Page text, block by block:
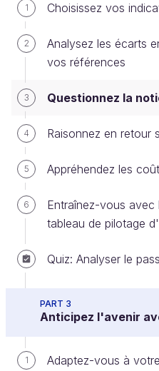
1 Choisissez vos
2
Analysez les écarts
vos références
3 Questionnez la
4 Raisonnez en retour
5 Appréhendez les
6
Entraînez-vous
tableau de pilotage
Quiz: Analyser le
PART 3
Anticipez l'avenir
1 Adaptez-vous à